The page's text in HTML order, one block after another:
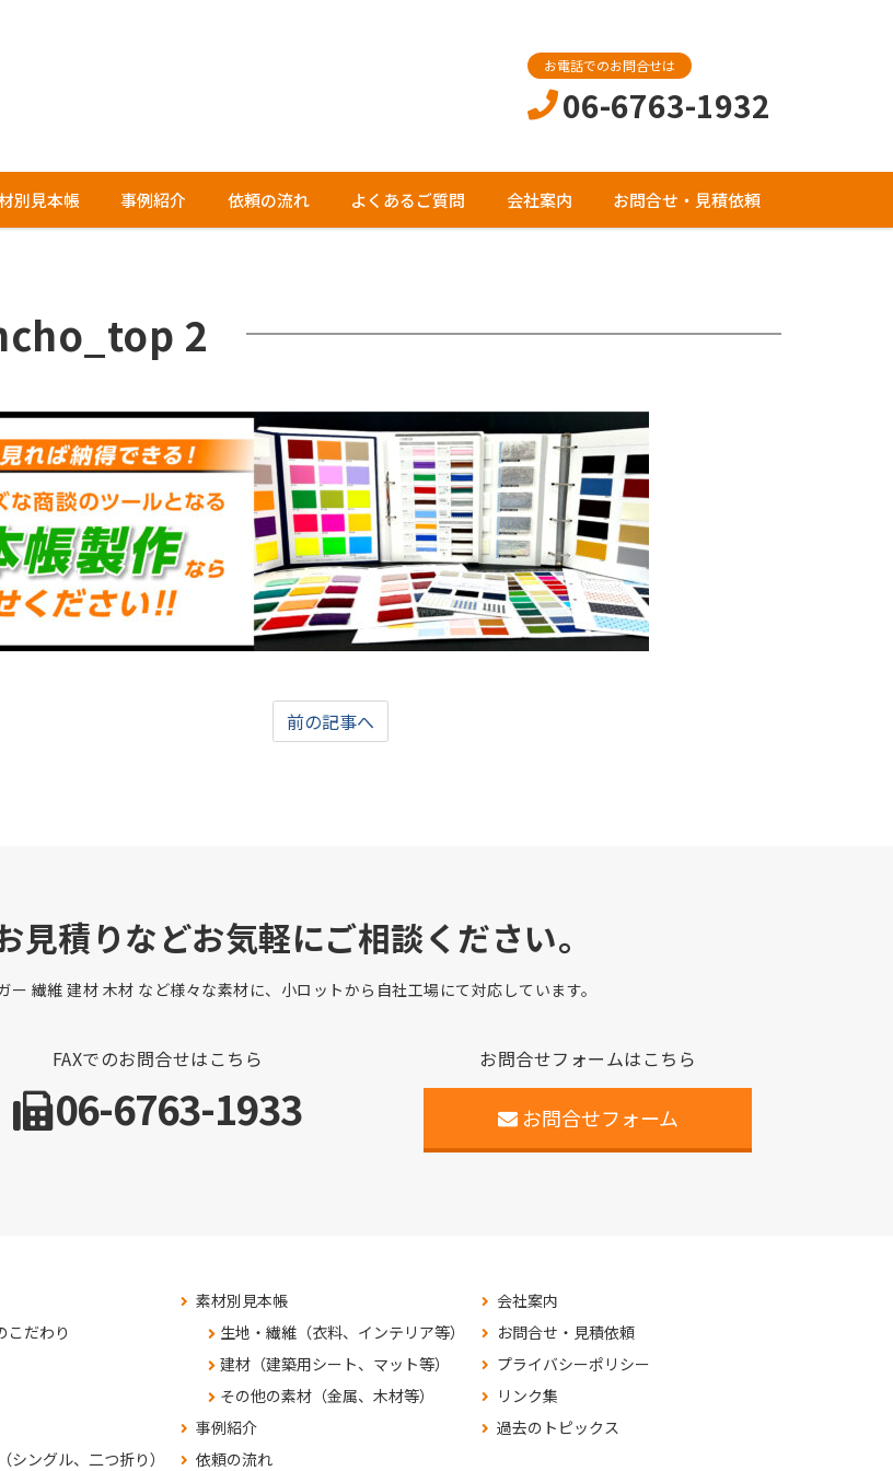
お電話でのお問合せは
06-6763-1932
別見本帳 事例紹介 依頼の流れ よくあるご質問 会社案内 お問合せ・見積依頼
2
前の記事へ
見積りなどお気軽にご相談ください。
繊維 建材 木材 など様々な素材に、小ロットから自社工場にて対応しています。
FAXでのお問合せはこちら
06-6763-1933
お問合せフォームはこちら
お問合せフォーム
こだわり
シングル、二つ折り）
素材別見本帳
生地・繊維（衣料、インテリア等）
建材（建築用シート、マット等）
その他の素材（金属、木材等）
事例紹介
依頼の流れ
会社案内
お問合せ・見積依頼
プライバシーポリシー
リンク集
過去のトピックス